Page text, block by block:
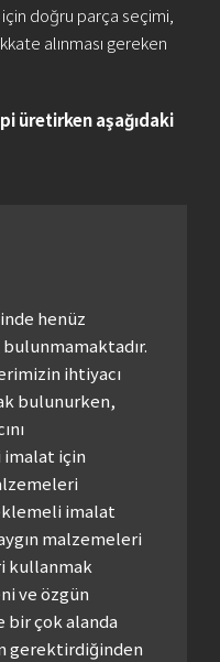
doğru parça seçimi,
alınması gereken
üretirken aşağıdaki
henüz
ihtiyacı
bulunurken,
imalat için
imalat
malzemeleri
kullanmak
ve özgün
bir çok alanda
gerektirdiğinden